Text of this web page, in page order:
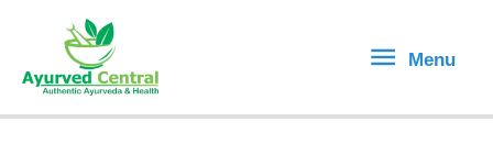
content
Menu
Menu